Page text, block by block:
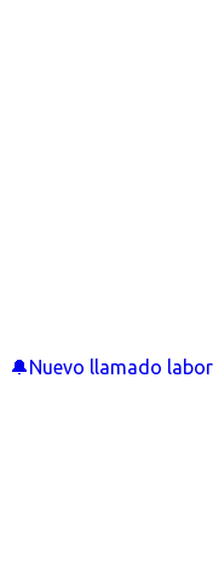
🔔Nuevo llamado